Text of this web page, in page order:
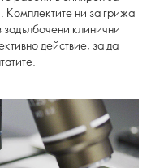
Комплектите ни за грижа
клинични
действие, за да